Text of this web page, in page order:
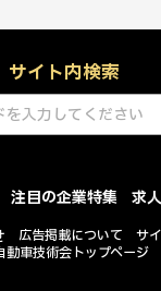
サイト内検索
注目の企業特集 求
広告掲載について
サ
動車技術会トップページ